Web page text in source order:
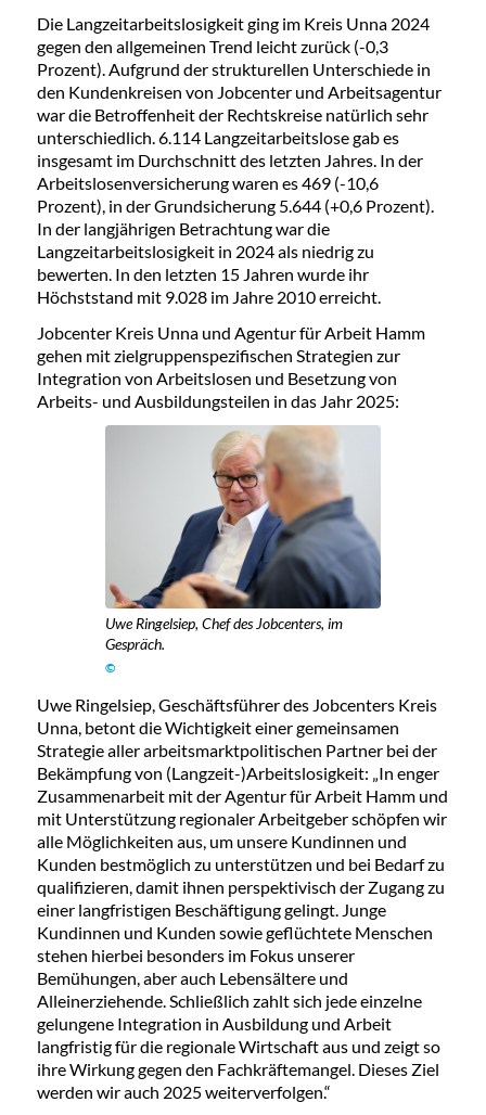
Die Langzeitarbeitslosigkeit ging im Kreis Unna 2024
gegen den allgemeinen Trend leicht zurück (-0,3
Prozent). Aufgrund der strukturellen Unterschiede in
den Kundenkreisen von Jobcenter und Arbeitsagentur
war die Betroffenheit der Rechtskreise natürlich sehr
unterschiedlich. 6.114 Langzeitarbeitslose gab es
insgesamt im Durchschnitt des letzten Jahres. In der
Arbeitslosenversicherung waren es 469 (-10,6
Prozent), in der Grundsicherung 5.644 (+0,6 Prozent).
In der langjährigen Betrachtung war die
Langzeitarbeitslosigkeit in 2024 als niedrig zu
bewerten. In den letzten 15 Jahren wurde ihr
Höchststand mit 9.028 im Jahre 2010 erreicht.
Jobcenter Kreis Unna und Agentur für Arbeit Hamm
gehen mit zielgruppenspezifischen Strategien zur
Integration von Arbeitslosen und Besetzung von
Arbeits- und Ausbildungsteilen in das Jahr 2025:
Uwe Ringelsiep, Chef des Jobcenters, im
Gespräch.
©
Uwe Ringelsiep, Geschäftsführer des Jobcenters Kreis
Unna, betont die Wichtigkeit einer gemeinsamen
Strategie aller arbeitsmarktpolitischen Partner bei der
Bekämpfung von (Langzeit-)Arbeitslosigkeit: „In enger
Zusammenarbeit mit der Agentur für Arbeit Hamm und
mit Unterstützung regionaler Arbeitgeber schöpfen wir
alle Möglichkeiten aus, um unsere Kundinnen und
Kunden bestmöglich zu unterstützen und bei Bedarf zu
qualifizieren, damit ihnen perspektivisch der Zugang zu
einer langfristigen Beschäftigung gelingt. Junge
Kundinnen und Kunden sowie geflüchtete Menschen
stehen hierbei besonders im Fokus unserer
Bemühungen, aber auch Lebensältere und
Alleinerziehende. Schließlich zahlt sich jede einzelne
gelungene Integration in Ausbildung und Arbeit
langfristig für die regionale Wirtschaft aus und zeigt so
ihre Wirkung gegen den Fachkräftemangel. Dieses Ziel
werden wir auch 2025 weiterverfolgen.“